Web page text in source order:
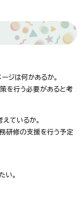
ジは何かあるか。
策を行う必要があると考
ているか。
研修の支援を行う予定
い。